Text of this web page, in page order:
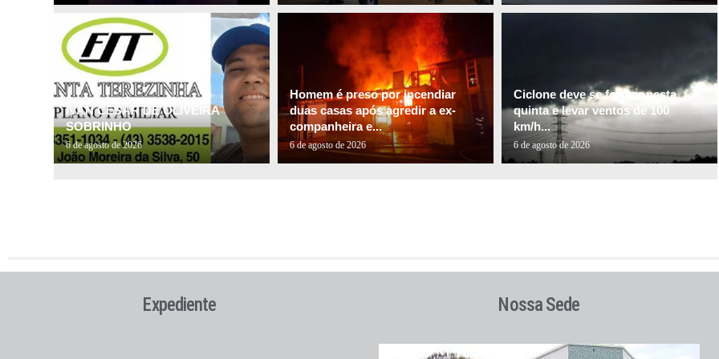
IVAN CESAR DE OLIVEIRA
SOBRINHO
6 de agosto de 2026
Homem é preso por incendiar
duas casas após agredir a ex-
companheira e...
6 de agosto de 2026
Ciclone deve se formar nesta
quinta e levar ventos de 100
km/h...
6 de agosto de 2026
Expediente Nossa Sede